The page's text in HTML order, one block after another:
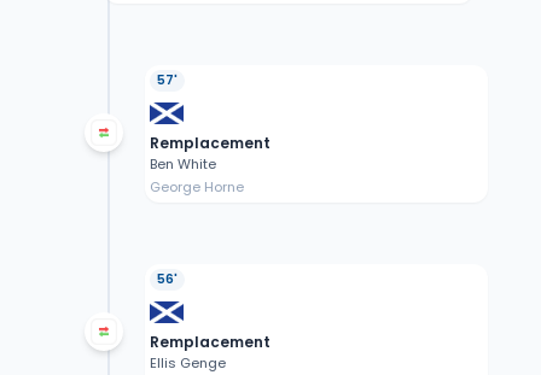
57'
Remplacement
Ben White
George Horne
56'
Remplacement
Ellis Genge